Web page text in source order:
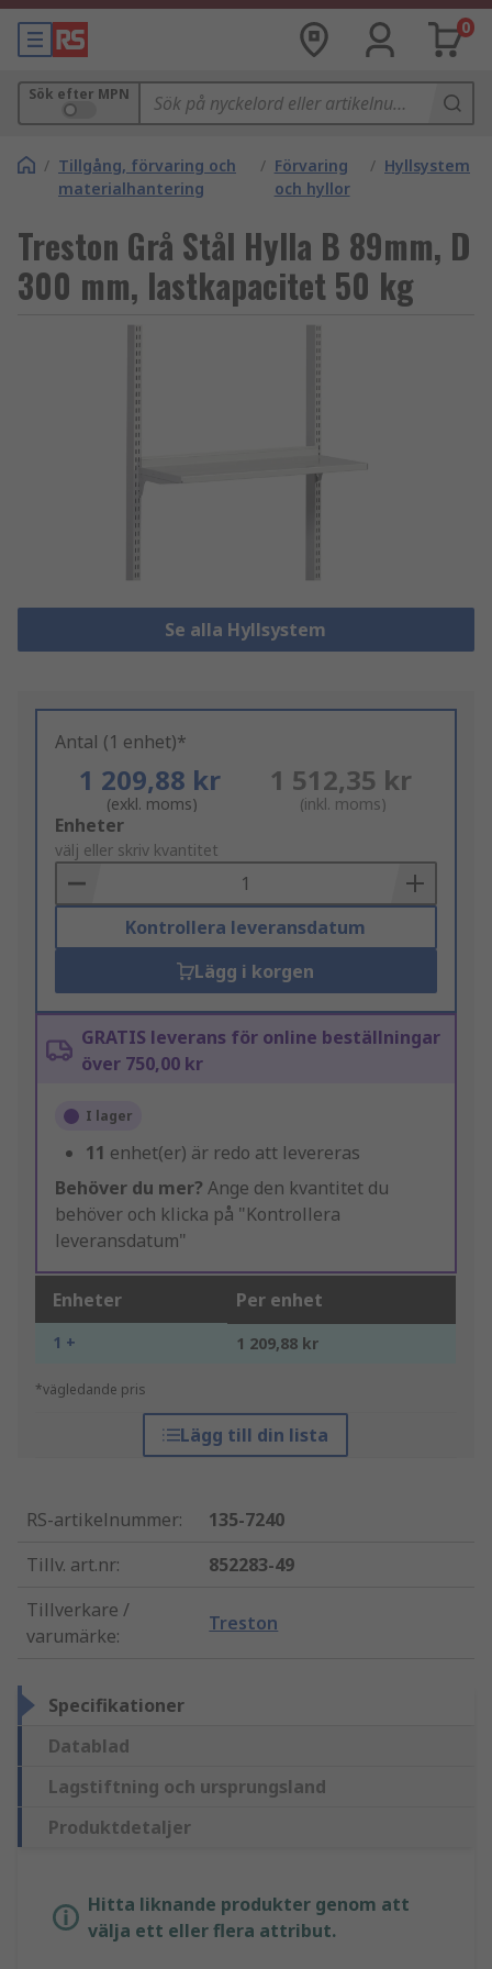
0
Sök efter MPN
/ Tillgång, förvaring och
materialhantering
/ Förvaring
och hyllor
/ Hyllsystem
Treston Grå Stål Hylla B 89mm, D
300 mm, lastkapacitet 50 kg
Se alla Hyllsystem
Antal (1 enhet)*
1 209,88 kr
(exkl. moms)
1 512,35 kr
(inkl. moms)
Add
to
Basket
Enheter
välj eller skriv kvantitet
Kontrollera leveransdatum
Lägg i korgen
GRATIS leverans för online beställningar
över 750,00 kr
I lager
11 enhet(er) är redo att levereras
Behöver du mer? Ange den kvantitet du
behöver och klicka på "Kontrollera
leveransdatum"
Enheter Per enhet
1 + 1 209,88 kr
*vägledande pris
Lägg till din lista
RS-artikelnummer:
135-7240
Tillv. art.nr:
852283-49
Tillverkare /
varumärke:
Treston
Specifikationer
Datablad
Lagstiftning och ursprungsland
Produktdetaljer
Hitta liknande produkter genom att
välja ett eller flera attribut.